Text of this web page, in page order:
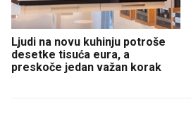
Ljudi na novu kuhinju potroše
desetke tisuća eura, a
preskoče jedan važan korak